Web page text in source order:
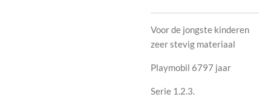
Voor de jongste kinderen
zeer stevig materiaal
Playmobil 6797 jaar
Serie 1.2.3.